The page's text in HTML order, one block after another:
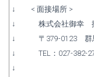
↓ < 面接場所 >
↓ 株式会社御幸
↓ 〒379-0123 群馬
↓ TEL：027-382-
↓